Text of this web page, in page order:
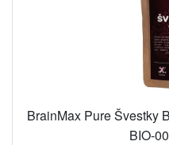
BrainMax Pure Švestky
BIO-